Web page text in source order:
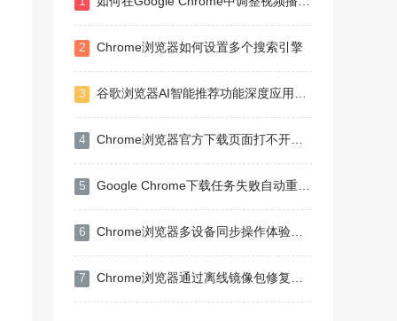
2 Chrome浏览器如何设置多个搜索引擎
3 谷歌浏览器AI智能推荐功能深度应用操作方法
4 Chrome浏览器官方下载页面打不开原因分析
5 Google Chrome下载任务失败自动重试设置
6 Chrome浏览器多设备同步操作体验到底好不好
7 Chrome浏览器通过离线镜像包修复安装损坏文件